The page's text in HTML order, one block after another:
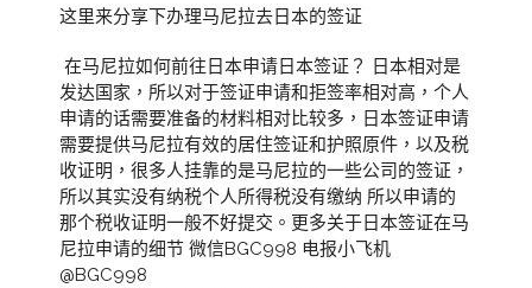
这里来分享下办理马尼拉去日本的签证
在马尼拉如何前往日本申请日本签证？ 日本相对是
发达国家，所以对于签证申请和拒签率相对高，个人
申请的话需要准备的材料相对比较多，日本签证申请
需要提供马尼拉有效的居住签证和护照原件，以及税
收证明，很多人挂靠的是马尼拉的一些公司的签证，
所以其实没有纳税个人所得税没有缴纳 所以申请的
那个税收证明一般不好提交。更多关于日本签证在马
尼拉申请的细节 微信BGC998 电报小飞机
@BGC998